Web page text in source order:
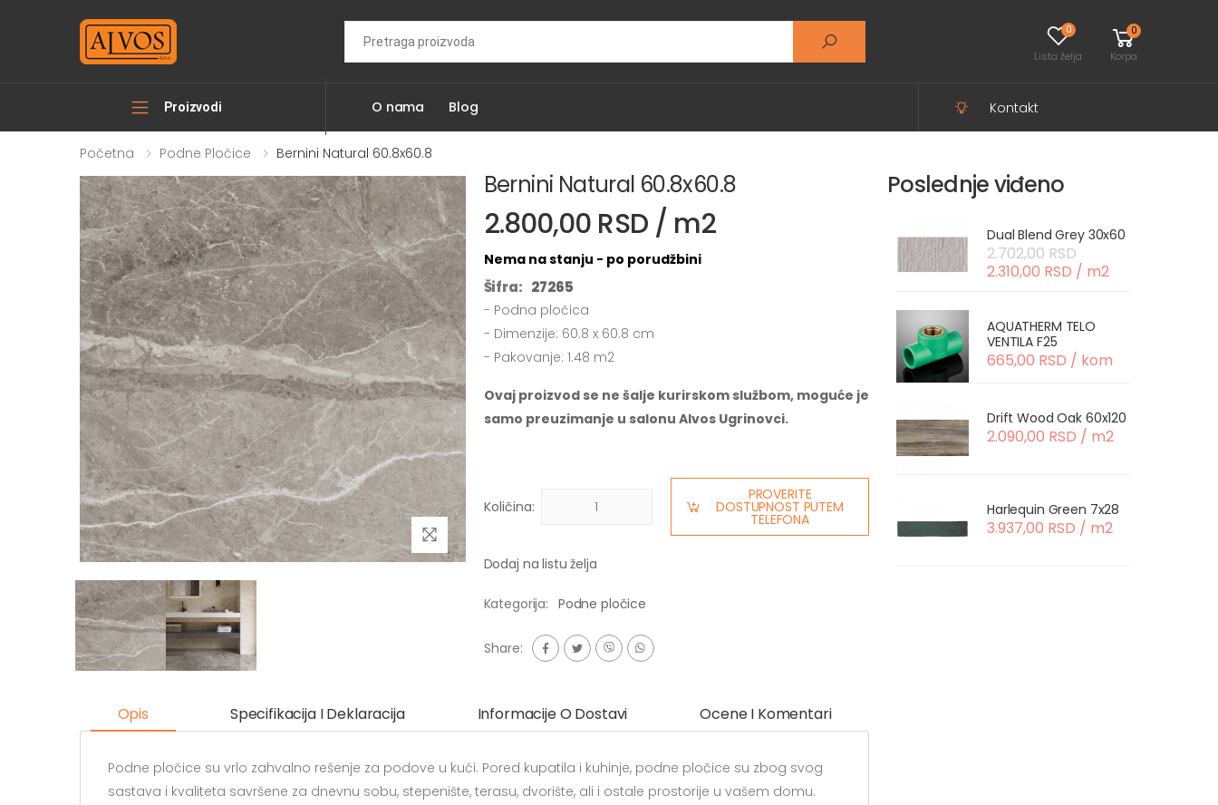
0
Lista želja
0
Korpa
Proizvodi O nama Blog Kontakt
Početna Podne Pločice Bernini Natural 60.8x60.8
Bernini Natural 60.8x60.8
2.800,00 RSD / m2
Nema na stanju - po porudžbini
Šifra: 27265
- Podna pločica
- Dimenzije: 60.8 x 60.8 cm
- Pakovanje: 1.48 m2
Ovaj proizvod se ne šalje kurirskom službom, moguće je
samo preuzimanje u salonu Alvos Ugrinovci.
Količina:
PROVERITE
DOSTUPNOST PUTEM
TELEFONA
Dodaj na listu želja
Kategorija: Podne pločice
Share:
Opis Specifikacija I Deklaracija Informacije O Dostavi Ocene I Komentari
Podne pločice su vrlo zahvalno rešenje za podove u kući. Pored kupatila i kuhinje, podne pločice su zbog svog
sastava i kvaliteta savršene za dnevnu sobu, stepenište, terasu, dvorište, ali i ostale prostorije u vašem domu.
Poslednje viđeno
Dual Blend Grey 30x60
2.702,00 RSD
2.310,00 RSD / m2
AQUATHERM TELO
VENTILA F25
665,00 RSD / kom
Drift Wood Oak 60x120
2.090,00 RSD / m2
Harlequin Green 7x28
3.937,00 RSD / m2